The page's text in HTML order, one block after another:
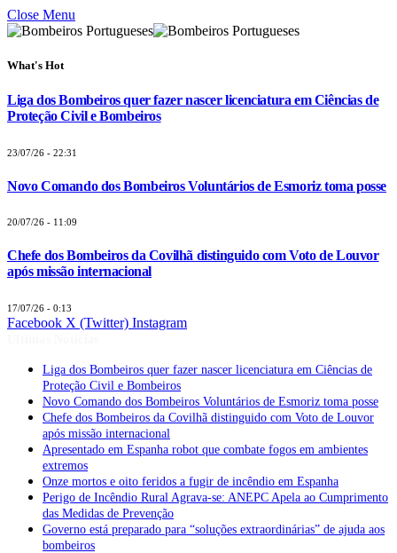
Close Menu
What's Hot
Liga dos Bombeiros quer fazer nascer licenciatura em Ciências de
Proteção Civil e Bombeiros
23/07/26 - 22:31
Novo Comando dos Bombeiros Voluntários de Esmoriz toma posse
20/07/26 - 11:09
Chefe dos Bombeiros da Covilhã distinguido com Voto de Louvor
após missão internacional
17/07/26 - 0:13
Facebook X (Twitter) Instagram
Liga dos Bombeiros quer fazer nascer licenciatura em Ciências de
Proteção Civil e Bombeiros
Novo Comando dos Bombeiros Voluntários de Esmoriz toma posse
Chefe dos Bombeiros da Covilhã distinguido com Voto de Louvor
após missão internacional
Apresentado em Espanha robot que combate fogos em ambientes
extremos
Onze mortos e oito feridos a fugir de incêndio em Espanha
Perigo de Incêndio Rural Agrava-se: ANEPC Apela ao Cumprimento
das Medidas de Prevenção
Governo está preparado para “soluções extraordinárias” de ajuda aos
bombeiros